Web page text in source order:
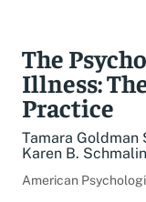
The
Illness:
Practice
Tamara Goldman
Karen B.